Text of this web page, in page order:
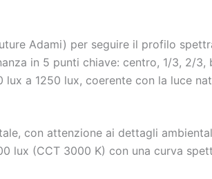
Adami) per seguire il profilo
in 5 punti chiave: centro, 1/3, 2/
a 1250 lux, coerente con la luce
con attenzione ai dettagli
lux (CCT 3000 K) con una curva